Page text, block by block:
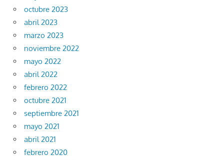
octubre 2023
abril 2023
marzo 2023
noviembre 2022
mayo 2022
abril 2022
febrero 2022
octubre 2021
septiembre 2021
mayo 2021
abril 2021
febrero 2020